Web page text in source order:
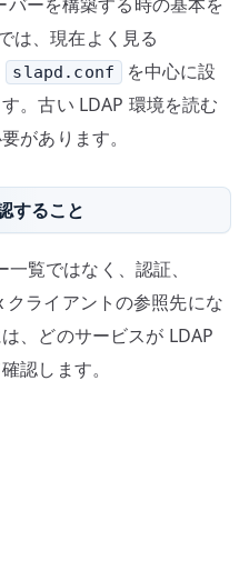
は、現在よく見る
slapd.conf
を中心に設
。古い LDAP 環境を読む
があります。
すること
覧ではなく、認証、
ライアントの参照先にな
、どのサービスが LDAP
認します。